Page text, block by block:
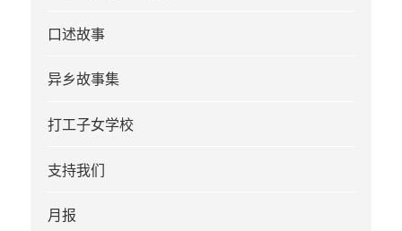
口述故事
异乡故事集
打工子女学校
支持我们
月报